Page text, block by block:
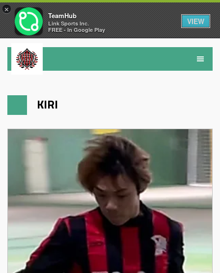
KIRI
×
TeamHub
Link Sports Inc.
FREE - In Google Play
VIEW